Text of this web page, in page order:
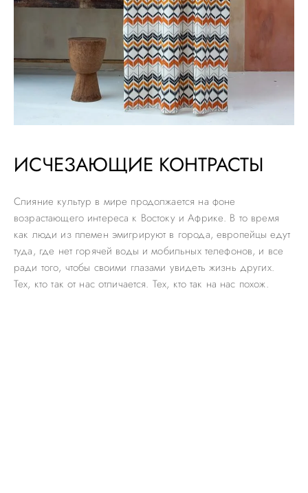
ИСЧЕЗАЮЩИЕ КОНТРАСТЫ
Слияние культур в мире продолжается на фоне
возрастающего интереса к Востоку и Африке. В то время
как люди из племен эмигрируют в города, европейцы едут
туда, где нет горячей воды и мобильных телефонов, и все
ради того, чтобы своими глазами увидеть жизнь других.
Тех, кто так от нас отличается. Тех, кто так на нас похож.